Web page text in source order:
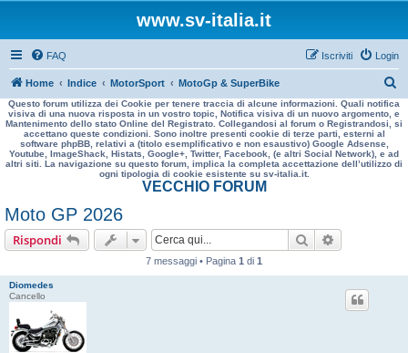
www.sv-italia.it
FAQ Login
Iscriviti
Home Indice MotorSport MotoGp & SuperBike
e
r
a
Questo forum utilizza dei Cookie per tenere traccia di alcune informazioni. Quali notifica
visiva di una nuova risposta in un vostro topic, Notifica visiva di un nuovo argomento, e
Mantenimento dello stato Online del Registrato. Collegandosi al forum o Registrandosi, si
accettano queste condizioni. Sono inoltre presenti cookie di terze parti, esterni al
software phpBB, relativi a (titolo esemplificativo e non esaustivo) Google Adsense,
Youtube, ImageShack, Histats, Google+, Twitter, Facebook, (e altri Social Network), e ad
altri siti. La navigazione su questo forum, implica la completa accettazione dell’utilizzo di
ogni tipologia di cookie esistente su sv-italia.it.
VECCHIO FORUM
Moto GP 2026
Rispondi Cerca
7 messaggi • Pagina 1 di 1
Diomedes
Cancello